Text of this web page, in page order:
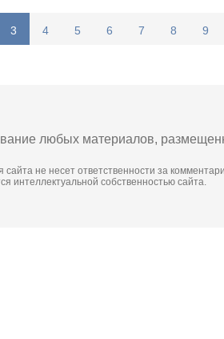
3 4 5 6 7 8 9
любых материалов,
не несет ответственности за
интеллектуальной собственностью сайта.